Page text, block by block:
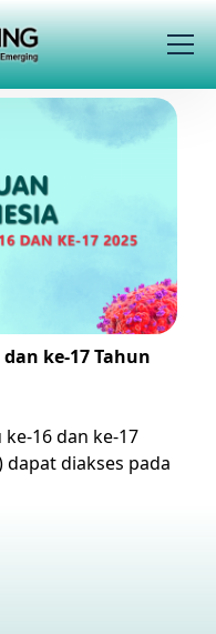
ke-17 Tahun
16 dan ke-17
dapat diakses pada